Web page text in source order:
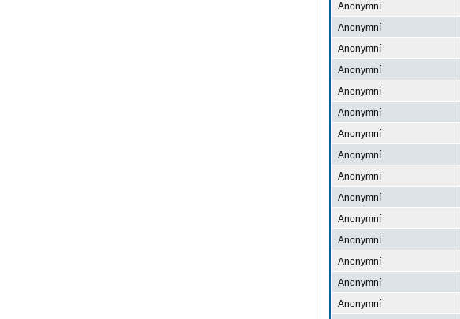
Anonymní
Anonymní
Anonymní
Anonymní
Anonymní
Anonymní
Anonymní
Anonymní
Anonymní
Anonymní
Anonymní
Anonymní
Anonymní
Anonymní
Anonymní